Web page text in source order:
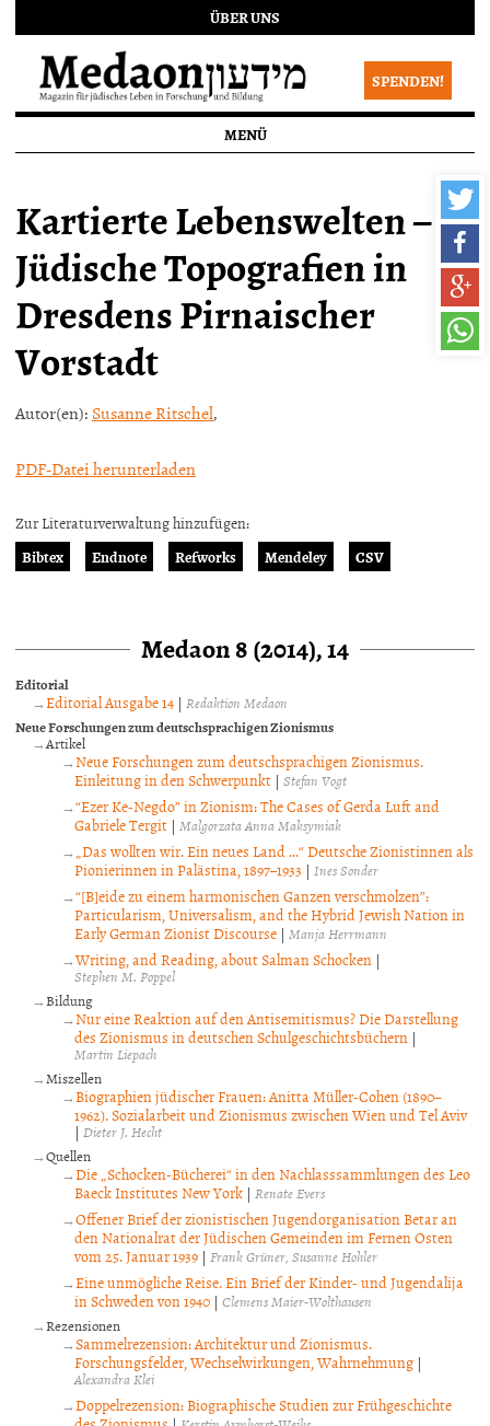
ÜBER UNS
SPENDEN!
MENÜ
Kartierte Lebenswelten –
Jüdische Topografien in
Dresdens Pirnaischer
Vorstadt
Autor(en): Susanne Ritschel,
PDF-Datei herunterladen
Zur Literaturverwaltung hinzufügen:
Bibtex
Endnote Refworks Mendeley CSV
Medaon 8 (2014), 14
Editorial
Editorial Ausgabe 14 |Redaktion Medaon
Neue Forschungen zum deutschsprachigen Zionismus
Artikel
Neue Forschungen zum deutschsprachigen Zionismus.
Einleitung in den Schwerpunkt | Stefan Vogt
“Ezer Ke-Negdo” in Zionism: The Cases of Gerda Luft and
Gabriele Tergit | Malgorzata Anna Maksymiak
„Das wollten wir. Ein neues Land …“ Deutsche Zionistinnen als
Pionierinnen in Palästina, 1897–1933 | Ines Sonder
“[B]eide zu einem harmonischen Ganzen verschmolzen”:
Particularism, Universalism, and the Hybrid Jewish Nation in
Early German Zionist Discourse | Manja Herrmann
Writing, and Reading, about Salman Schocken |
Stephen M. Poppel
Bildung
Nur eine Reaktion auf den Antisemitismus? Die Darstellung
des Zionismus in deutschen Schulgeschichtsbüchern |
Martin Liepach
Miszellen
Biographien jüdischer Frauen: Anitta Müller-Cohen (1890–
1962). Sozialarbeit und Zionismus zwischen Wien und Tel Aviv
| Dieter J. Hecht
Quellen
Die „Schocken-Bücherei“ in den Nachlasssammlungen des Leo
Baeck Institutes New York | Renate Evers
Offener Brief der zionistischen Jugendorganisation Betar an
den Nationalrat der Jüdischen Gemeinden im Fernen Osten
vom 25. Januar 1939 | Frank Grüner Susanne Hohler
Eine unmögliche Reise. Ein Brief der Kinder- und Jugendalija
in Schweden von 1940 | Clemens Maier-Wolthausen
Rezensionen
Sammelrezension: Architektur und Zionismus.
Forschungsfelder, Wechselwirkungen, Wahrnehmung |
Alexandra Klei
Doppelrezension: Biographische Studien zur Frühgeschichte